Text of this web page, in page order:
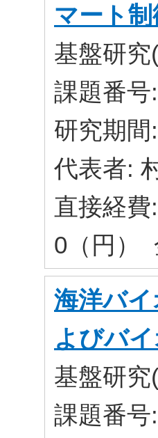
マート制
基盤研究
課題番号
研究期
代表者:
直接経
0（円）
海洋バ
よびバ
基盤研究
課題番号